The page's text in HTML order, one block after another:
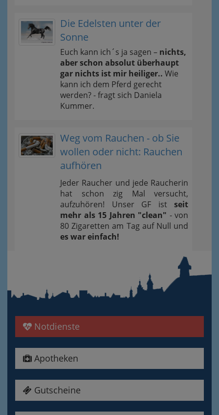
Die Edelsten unter der
Sonne
Euch kann ich´s ja sagen – nichts,
aber schon absolut überhaupt
gar nichts ist mir heiliger.. Wie
kann ich dem Pferd gerecht
werden? - fragt sich Daniela
Kummer.
Weg vom Rauchen - ob Sie
wollen oder nicht: Rauchen
aufhören
Jeder Raucher und jede Raucherin
hat schon zig Mal versucht,
aufzuhören! Unser GF ist seit
mehr als 15 Jahren "clean" - von
80 Zigaretten am Tag auf Null und
es war einfach!
Notdienste
Apotheken
Gutscheine